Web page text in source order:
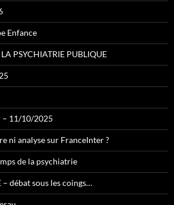
Enfance
PSYCHIATRIE PUBLIQUE
– 11/10/2025
ni analyse sur FranceInter ?
de la psychiatrie
– débat sous les coings…